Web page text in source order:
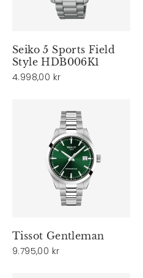
Seiko 5 Sports Field
Style HDB006K1
4.998,00 kr
Tissot Gentleman
9.795,00 kr